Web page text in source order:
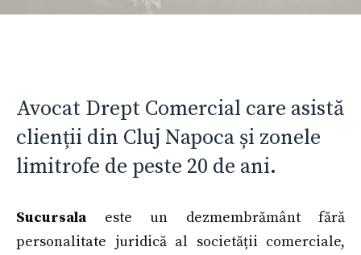
Avocat Drept Comercial care asistă
clienții din Cluj Napoca și zonele
limitrofe de peste 20 de ani.
Sucursalaeste un dezmembrământ fără
personalitate juridică al societății comerciale,